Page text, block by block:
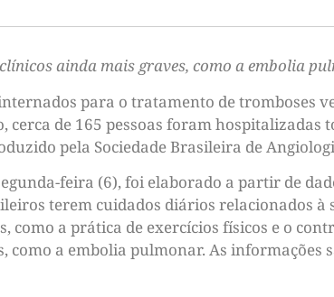
ainda mais graves, como a embolia
para o tratamento de tromboses
cerca de 165 pessoas foram
pela Sociedade Brasileira de
feira (6), foi elaborado a partir de
terem cuidados diários relacionados
como a prática de exercícios físicos e o
como a embolia pulmonar. As informações